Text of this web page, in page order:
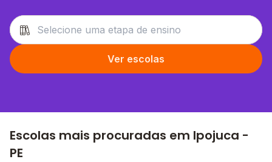
Ver escolas
Escolas mais procuradas em Ipojuca -
PE